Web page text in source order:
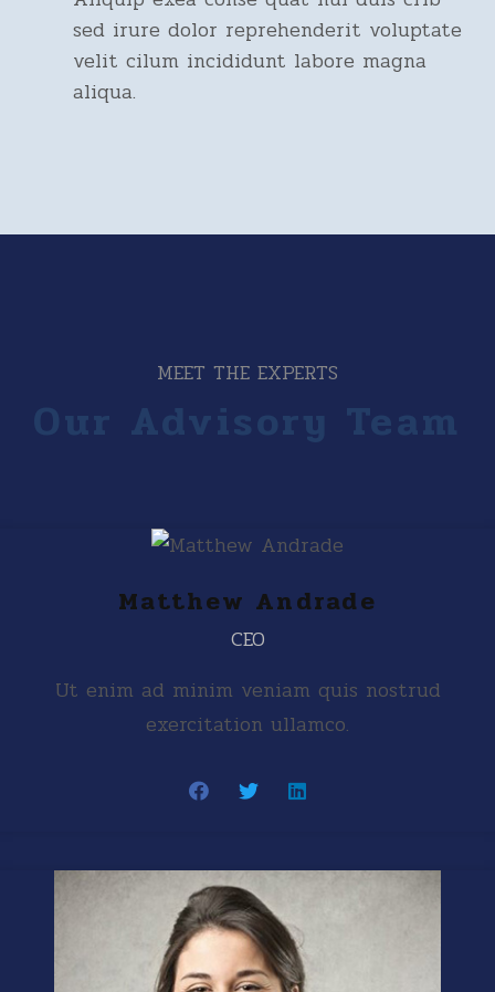
sed irure dolor reprehenderit voluptate
velit cilum incididunt labore magna
aliqua.
MEET THE EXPERTS
Our Advisory Team
Matthew Andrade
CEO
Ut enim ad minim veniam quis nostrud
exercitation ullamco.